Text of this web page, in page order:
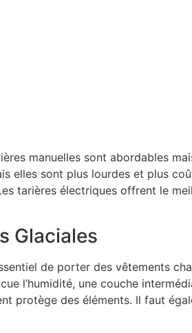
manuelles sont abordables
elles sont plus lourdes et plus
tarières électriques offrent le
Glaciales
de porter des vêtements
l’humidité, une couche
protège des éléments. Il faut